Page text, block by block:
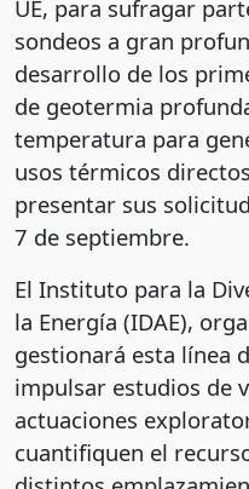
UE, para sufragar
sondeos a gran
desarrollo de los
de geotermia
temperatura para
usos térmicos
presentar sus
7 de septiembre.
El Instituto para la
la Energía (IDAE),
gestionará esta línea
impulsar estudios de
actuaciones
cuantifiquen el